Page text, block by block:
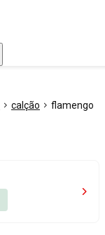
calção flamengo